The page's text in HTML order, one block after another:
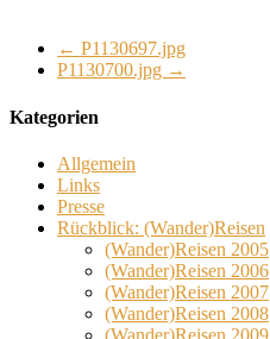
← P1130697.jpg
P1130700.jpg →
Kategorien
Allgemein
Links
Presse
Rückblick: (Wander)Reisen
(Wander)Reisen 2005
(Wander)Reisen 2006
(Wander)Reisen 2007
(Wander)Reisen 2008
(Wander)Reisen 2009